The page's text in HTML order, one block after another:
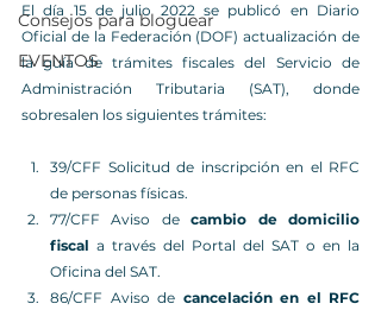
Consejos para bloguear
EVENTOS
El día 15 de julio 2022 se publicó en Diario
Oficial de la Federación (DOF) actualización de
la guía de trámites fiscales del Servicio de
Administración Tributaria (SAT), donde
sobresalen los siguientes trámites:
39/CFF Solicitud de inscripción en el RFC
de personas físicas.
77/CFF Aviso de cambio de domicilio
fiscal a través del Portal del SAT o en la
Oficina del SAT.
86/CFF Aviso de cancelación en el RFC